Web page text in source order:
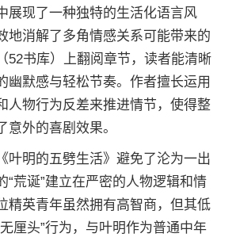
展现了一种独特的生活化语言风
地消解了多角情感关系可能带来的
52书库）上翻阅章节，读者能清晰
幽默感与轻松节奏。作者擅长运用
人物行为反差来推进情节，使得整
意外的喜剧效果。
叶明的五劈生活》避免了沦为一出
“荒诞”建立在严密的人物逻辑和情
精英青年虽然拥有高智商，但其低
厘头”行为，与叶明作为普通中年